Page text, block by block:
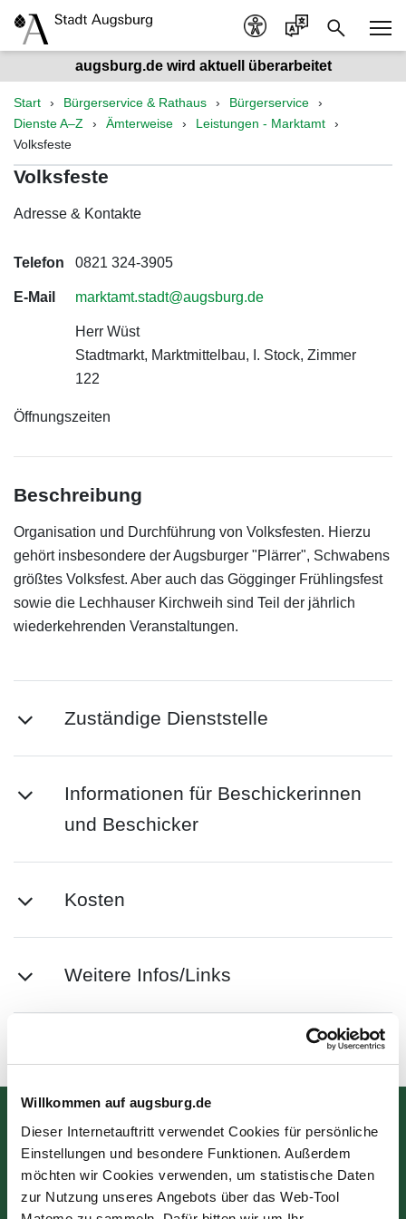
Willkommen auf augsburg.de
Dieser Internetauftritt verwendet Cookies für persönliche
Einstellungen und besondere Funktionen. Außerdem
möchten wir Cookies verwenden, um statistische Daten
zur Nutzung unseres Angebots über das Web-Tool
augsburg.de wird aktuell überarbeitet
Start Bürgerservice & Rathaus
Bürgerservice
Dienste A–Z
Ämterweise
Leistungen - Marktamt
Volksfeste
Volksfeste
Adresse & Kontakte
Telefon 0821 324-3905
E-Mail marktamt.stadt@augsburg.de
Herr Wüst
Stadtmarkt, Marktmittelbau, I. Stock, Zimmer
122
Öffnungszeiten
Beschreibung
Organisation und Durchführung von Volksfesten. Hierzu
gehört insbesondere der Augsburger "Plärrer", Schwabens
größtes Volksfest. Aber auch das Gögginger Frühlingsfest
sowie die Lechhauser Kirchweih sind Teil der jährlich
wiederkehrenden Veranstaltungen.
Zuständige Dienststelle
Informationen für Beschickerinnen
und Beschicker
Kosten
Weitere Infos/Links
Bürgerinformation
Rathausplatz 1
86150 Augsburg